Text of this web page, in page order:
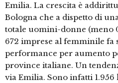
Emilia. La crescita è
Bologna che a dispetto di
totale uomini-donne (meno
672 imprese al femminile fa
performance per aumento
province italiane. Un
via Emilia. Sono infatti